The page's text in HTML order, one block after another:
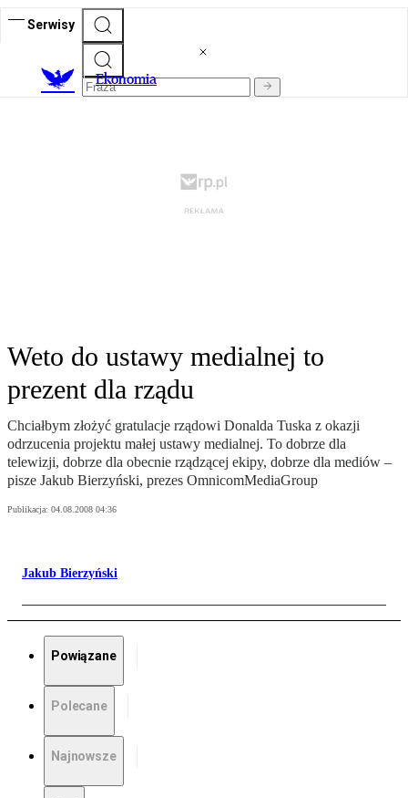
Serwisy
Ekonomia
Weto do ustawy medialnej to
prezent dla rządu
Chciałbym złożyć gratulacje rządowi Donalda Tuska z okazji
odrzucenia projektu małej ustawy medialnej. To dobrze dla
telewizji, dobrze dla obecnie rządzącej ekipy, dobrze dla mediów –
pisze Jakub Bierzyński, prezes OmnicomMediaGroup
Publikacja: 04.08.2008 04:36
Jakub Bierzyński
Powiązane
Polecane
Najnowsze